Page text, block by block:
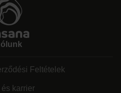
Feltételek
karrier